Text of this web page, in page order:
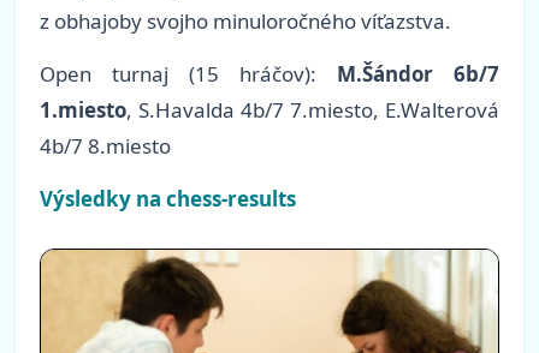
z obhajoby svojho minuloročného víťazstva.
Open turnaj (15 hráčov): M.Šándor 6b/7
1.miesto, S.Havalda 4b/7 7.miesto, E.Walterová
4b/7 8.miesto
Výsledky na chess-results